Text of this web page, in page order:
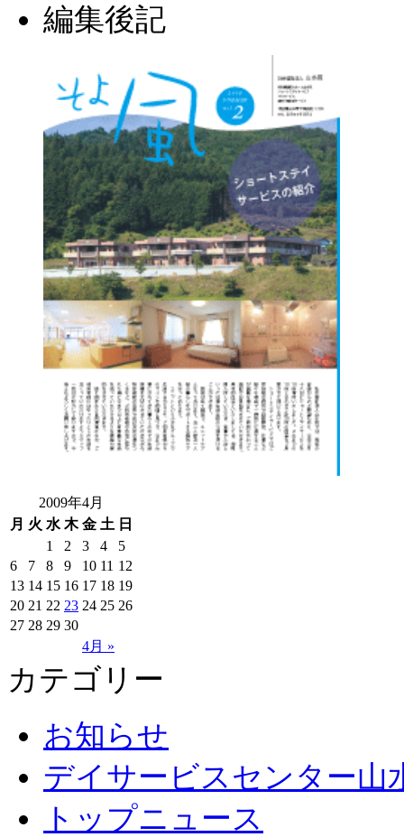
編集後記
2009年4月
月 火 水 木 金 土 日
4月 »
1 2 3 4
5
6
7 8 9 10 11 12
13 14 15 16 17 18 19
20 21 22 23 24 25 26
27 28 29 30
カテゴリー
お知らせ
デイサービスセンター山
トップニュース